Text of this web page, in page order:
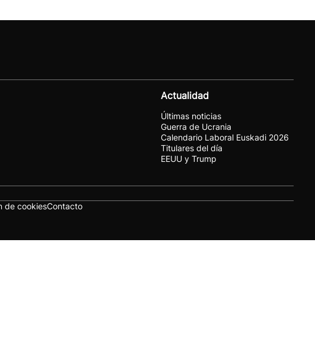
Actualidad
Últimas noticias
Guerra de Ucrania
Calendario Laboral Euskadi 2026
Titulares del día
EEUU y Trump
de cookiesContacto